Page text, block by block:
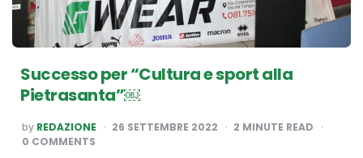
Successo per “Cultura e sport alla
Pietrasanta”￼
POSTED
BY
by REDAZIONE 26 SETTEMBRE 2022 2 MINUTE READ
0 COMMENTS